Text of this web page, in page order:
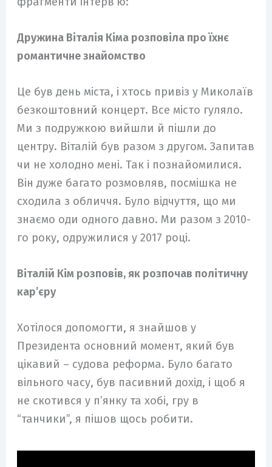
Дружина Віталія Кіма розповіла про їхнє
романтичне знайомство
Це був день міста, і хтось привіз у Миколаїв
безкоштовний концерт. Все місто гуляло.
Ми з подружкою вийшли й пішли до
центру. Віталій був разом з другом. Запитав
чи не холодно мені. Так і познайомилися.
Він дуже багато розмовляв, посмішка не
сходила з обличчя. Було відчуття, що ми
знаємо оди одного давно. Ми разом з 2010-
го року, одружилися у 2017 році.
Віталій Кім розповів, як розпочав політичну
кар’єру
Хотілося допомогти, я знайшов у
Президента основний момент, який був
цікавий – судова реформа. Було багато
вільного часу, був пасивний дохід, і щоб я
не скотився у п’янку та хобі, гру в
“танчики”, я пішов щось робити.